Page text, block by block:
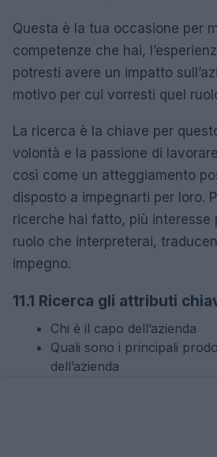
Questa è la tua occasione per
competenze che hai,
potresti avere un impatto
motivo per cui vorresti quel
La ricerca è la chiave per
volontà e la passione di
così come un atteggiamento
disposto a impegnarti per loro.
ricerche hai fatto, più interesse
ruolo che interpreterai,
impegno.
11.1 Ricerca gli attributi
Chi è il capo dell’azienda
Quali sono i principali
dell’azienda